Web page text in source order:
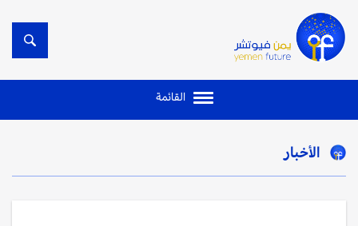
القائمة
الأخبار